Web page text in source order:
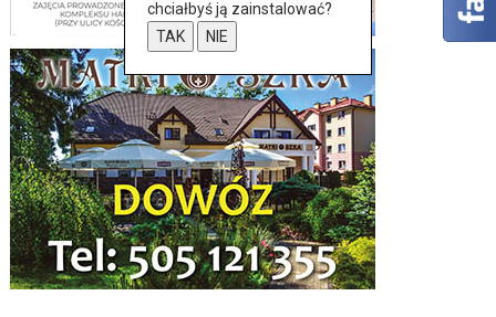
chciałbyś ją zainstalować?
TAK
NIE